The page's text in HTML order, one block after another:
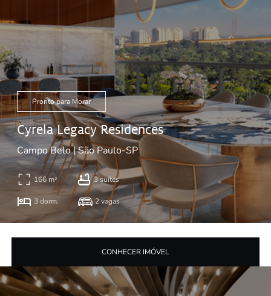
Pronto para Morar
Cyrela Legacy Residences
Campo Belo | São Paulo-SP
166 m² 3 suítes
3 dorm. 2 vagas
CONHECER IMÓVEL